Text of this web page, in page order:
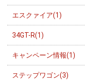
エスクァイア(1)
34GT-R(1)
キャンペーン情報(1)
ステップワゴン(3)